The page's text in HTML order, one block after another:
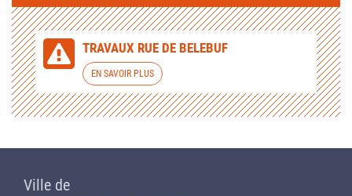
TRAVAUX RUE DE BELEBUF
EN SAVOIR PLUS
Ville de